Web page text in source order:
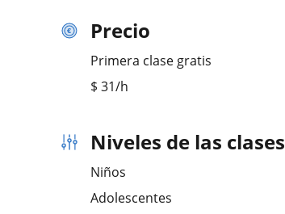
Precio
Primera clase gratis
$ 31/h
Niveles de las clases
Niños
Adolescentes